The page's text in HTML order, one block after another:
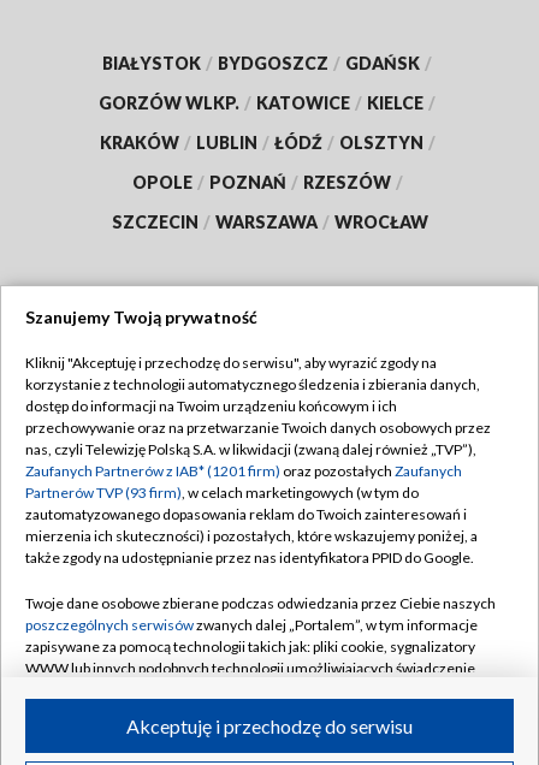
BIAŁYSTOK / BYDGOSZCZ / GDAŃSK /
GORZÓW WLKP. / KATOWICE / KIELCE /
KRAKÓW / LUBLIN / ŁÓDŹ / OLSZTYN /
OPOLE / POZNAŃ / RZESZÓW /
SZCZECIN / WARSZAWA / WROCŁAW
TVP
Abonament TVP
Emisja w TVP
Centrum informacji TVP
Naziemna Telewizja Cyfrowa
Rada Programowa
System NOS
Informacje o nadawcy
Program dla prasy
Regulamin TVP
Polityka prywatności
Moje zgody
Pomoc
Kontakt
Kanały
Szanujemy Twoją prywatność
Kliknij "Akceptuję i przechodzę do serwisu", aby wyrazić zgody na
korzystanie z technologii automatycznego śledzenia i zbierania danych,
dostęp do informacji na Twoim urządzeniu końcowym i ich
przechowywanie oraz na przetwarzanie Twoich danych osobowych przez
nas, czyli Telewizję Polską S.A. w likwidacji (zwaną dalej również „TVP”),
Zaufanych Partnerów z IAB* (1201 firm) oraz pozostałych Zaufanych
Partnerów TVP (93 firm), w celach marketingowych (w tym do
zautomatyzowanego dopasowania reklam do Twoich zainteresowań i
mierzenia ich skuteczności) i pozostałych, które wskazujemy poniżej, a
także zgody na udostępnianie przez nas identyfikatora PPID do Google.
Twoje dane osobowe zbierane podczas odwiedzania przez Ciebie naszych
poszczególnych serwisówzwanych dalej „Portalem”, w tym informacje
zapisywane za pomocą technologii takich jak: pliki cookie, sygnalizatory
WWW lub innych podobnych technologii umożliwiających świadczenie
ruchu w Internecie.Akceptuję i przechodzę do serwisu